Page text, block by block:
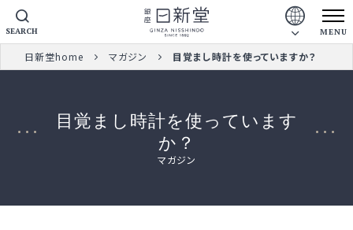
MENU
SEARCH
日新堂home マガジン 目覚まし時計を使っていますか？
目覚まし時計を使っています
か？
マガジン